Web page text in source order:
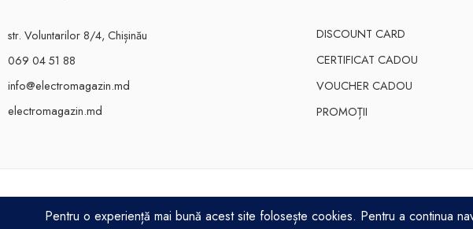
str. Voluntarilor 8/4, Chișinău
069 04 51 88
info@electromagazin.md
electromagazin.md
DISCOUNT CARD
CERTIFICAT CADOU
VOUCHER CADOU
PROMOȚII
ELECTRO MAGAZIN SRL© 2026